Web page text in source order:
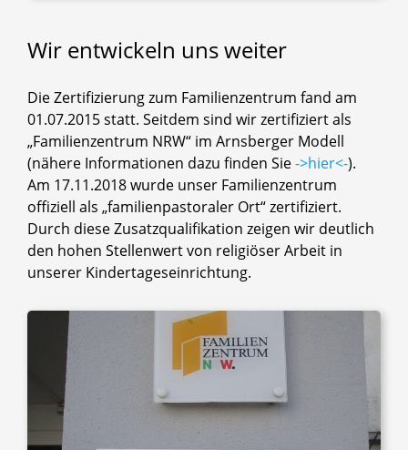
Wir entwickeln unsweiter
Die Zertifizierung zum Familienzentrum fand am
01.07.2015 statt. Seitdem sind wir zertifiziert als
„Familienzentrum NRW“ im Arnsberger Modell
(nähere Informationen dazu finden Sie->hier<-).
Am 17.11.2018 wurde unser Familienzentrum
offiziell als „familienpastoraler Ort“ zertifiziert.
Durch diese Zusatzqualifikation zeigen wir deutlich
den hohen Stellenwert von religiöser Arbeit in
unserer Kindertageseinrichtung.